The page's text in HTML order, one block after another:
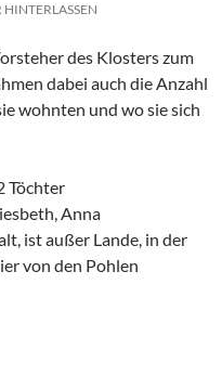
des Klosters zum
dabei auch die Anzahl
wohnten und wo sie sich
Töchter
Anna
ist außer Lande, in der
von den Pohlen